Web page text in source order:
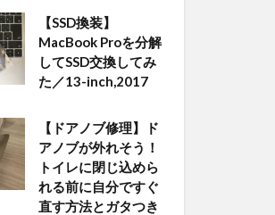
【SSD換装】
MacBook Proを分解
してSSD交換してみ
た／13-inch,2017
【ドアノブ修理】ド
アノブが外れそう！
トイレに閉じ込めら
れる前に自分ですぐ
直す方法とガタつき